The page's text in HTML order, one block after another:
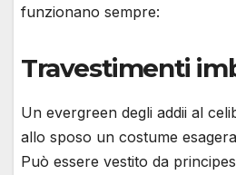
funzionano sempre:
Travestimenti
Un evergreen degli addii al
allo sposo un costume
Può essere vestito da